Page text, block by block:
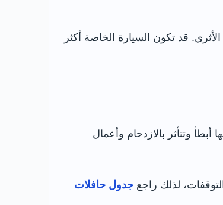
قد تكون السيارة الخاصة أكثر
وتتأثر بالازدحام وأعمال
جدول حافلات